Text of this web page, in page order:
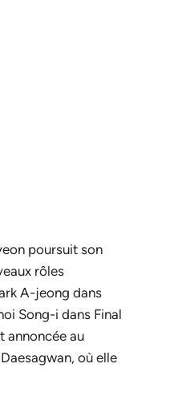
poursuit son
rôles
A-jeong dans
Song-i dans Final
annoncée au
, où elle